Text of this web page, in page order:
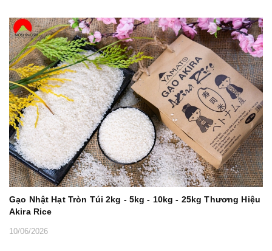
Gạo Nhật Hạt Tròn Túi 2kg - 5kg - 10kg - 25kg Thương Hiệu
Akira Rice
10/06/2026